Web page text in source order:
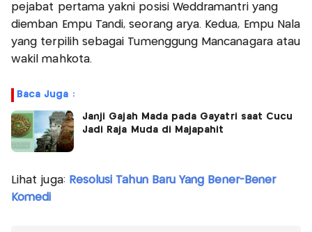
pejabat pertama yakni posisi Weddramantri yang
diemban Empu Tandi, seorang arya. Kedua, Empu Nala
yang terpilih sebagai Tumenggung Mancanagara atau
wakil mahkota.
Baca Juga :
Janji Gajah Mada pada Gayatri saat Cucu
Jadi Raja Muda di Majapahit
Lihat juga: Resolusi Tahun Baru Yang Bener-Bener
Komedi